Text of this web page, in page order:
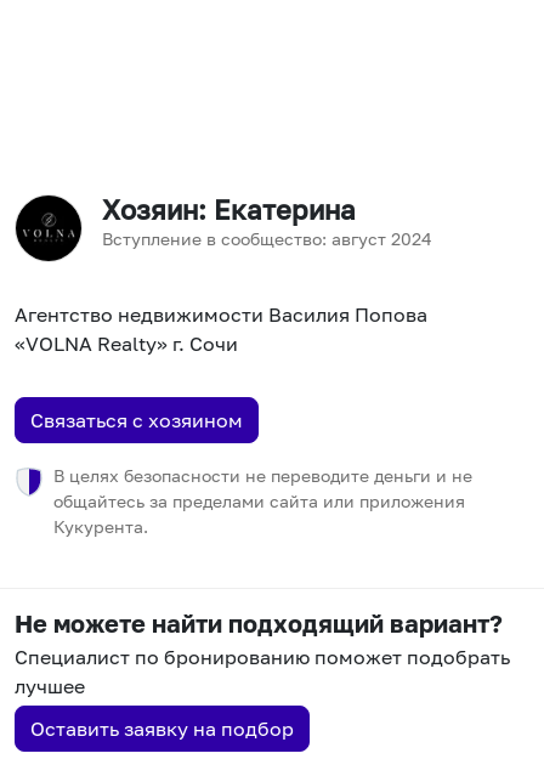
Хозяин: Екатерина
Вступление в сообщество: август 2024
Агентство недвижимости Василия Попова
«VOLNA Realty» г. Сочи
Связаться с хозяином
В целях безопасности не переводите деньги и не
общайтесь за пределами сайта или приложения
Кукурента.
Не можете найти подходящий вариант?
Специалист по бронированию поможет подобрать
лучшее
Оставить заявку на подбор